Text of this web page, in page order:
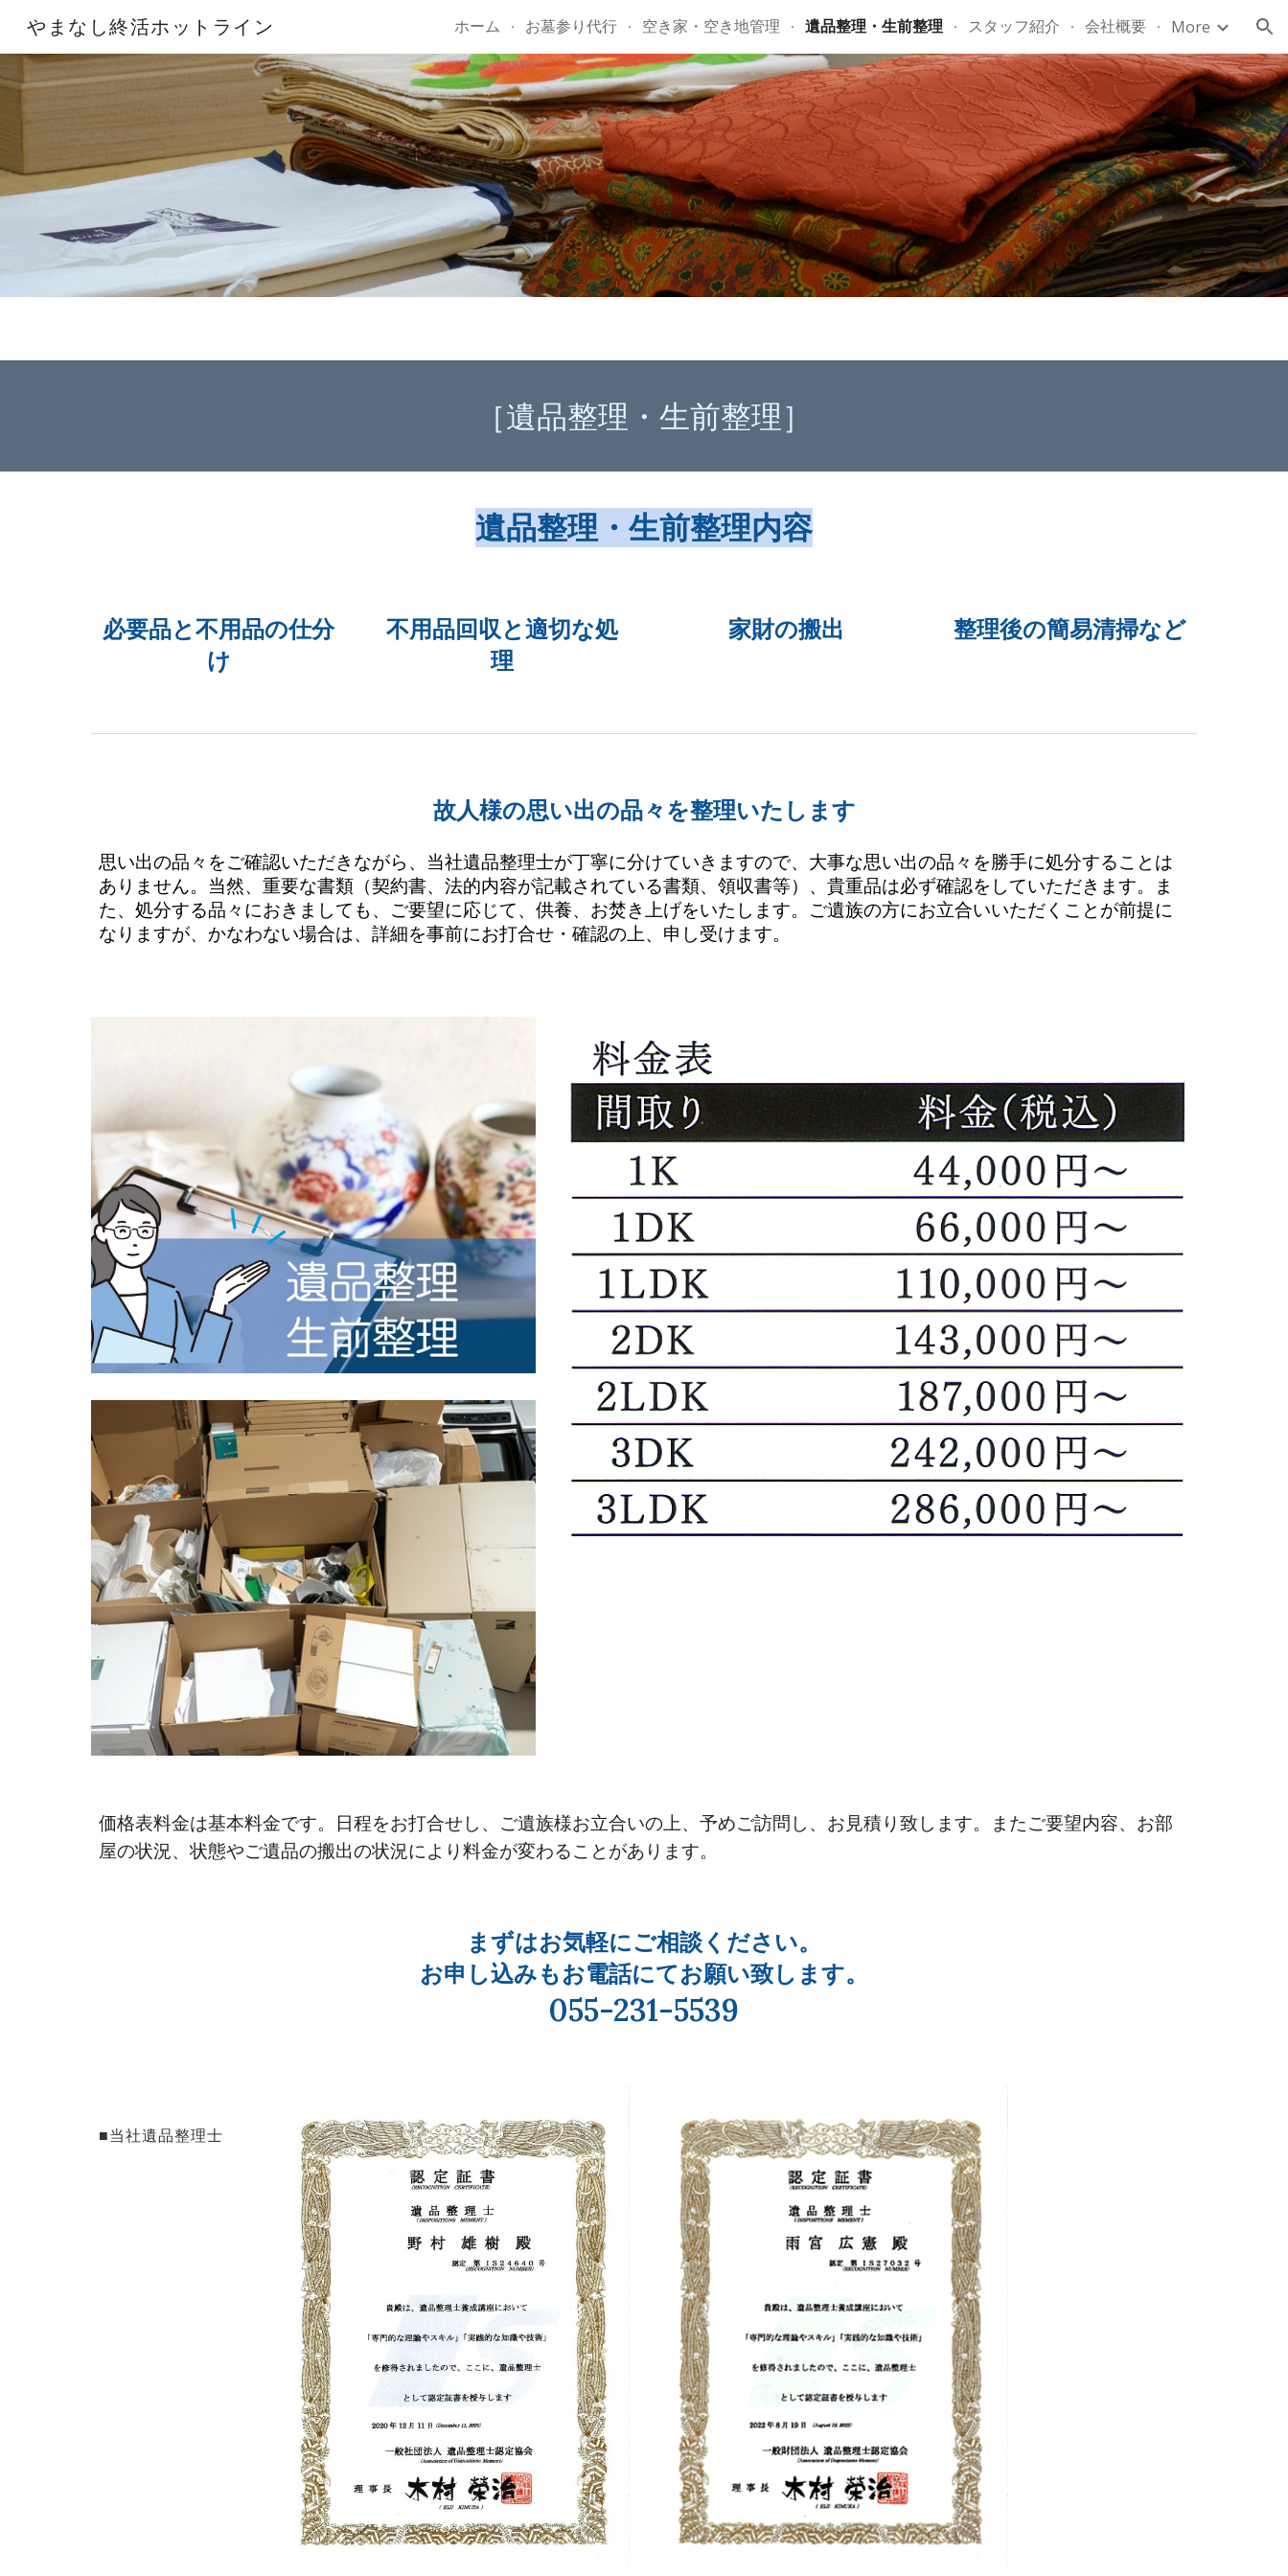
Skip to main content Skip to navigation
やまなし終活ホットライン ホーム お墓参り代行 空き家・空き地管理 遺品整理・生前整理 スタッフ紹介 会社概要 More
［遺品整理・生前整理］
遺品整理・生前整理内容
必要品と不用品の仕分
け
不用品回収と適切な処
理
家財の搬出 整理後の簡易清掃など
故人様の思い出の品々を整理いたします
思い出の品々をご確認いただきながら、当社遺品整理士が丁寧に分けていきますので、大事な思い出の品々を勝手に処分することは
ありません。当然、重要な書類（契約書、法的内容が記載されている書類、領収書等）、貴重品は必ず確認をしていただきます。ま
た、処分する品々におきましても、ご要望に応じて、供養、お焚き上げをいたします。ご遺族の方にお立合いいただくことが前提に
なりますが、かなわない場合は、詳細を事前にお打合せ・確認の上、申し受けます。
価格表料金は基本料金です。日程をお打合せし、ご遺族様お立合いの上、予めご訪問し、お見積り致します。またご要望内容、お部
屋の状況、状態やご遺品の搬出の状況により料金が変わることがあります。
まずはお気軽にご相談ください。
お申し込みもお電話にてお願い致します。
055-231-5539
■当社遺品整理士